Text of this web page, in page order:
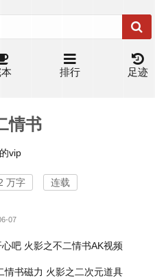
排行 足迹
情书
vip
万字 连载
07
心吧 火影之不二情书AK视频
情书磁力 火影之二次元道具